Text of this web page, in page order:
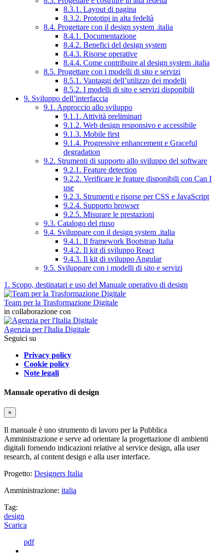
8.3.1. Layout di pagina
8.3.2. Prototipi in alta fedeltà
8.4. Progettare con il design system .italia
8.4.1. Documentazione
8.4.2. Benefici del design system
8.4.3. Risorse operative
8.4.4. Come contribuire al design system .italia
8.5. Progettare con i modelli di sito e servizi
8.5.1. Vantaggi dell’utilizzo dei modelli
8.5.2. I modelli di sito e servizi disponibili
9. Sviluppo dell’interfaccia
9.1. Approccio allo sviluppo
9.1.1. Attività preliminari
9.1.2. Web design responsivo e accessibile
9.1.3. Mobile first
9.1.4. Progressive enhancement e Graceful
degradation
9.2. Strumenti di supporto allo sviluppo del software
9.2.1. Feature detection
9.2.2. Verificare le feature disponibili con Can I
use
9.2.3. Strumenti e risorse per CSS e JavaScript
9.2.4. Supporto browser
9.2.5. Misurare le prestazioni
9.3. Catalogo del riuso
9.4. Sviluppare con il design system .italia
9.4.1. Il framework Bootstrap Italia
9.4.2. Il kit di sviluppo React
9.4.3. Il kit di sviluppo Angular
9.5. Sviluppare con i modelli di sito e servizi
1. Scopo, destinatari e uso del Manuale operativo di design
Team per la Trasformazione Digitale
in collaborazione con
Agenzia per l'Italia Digitale
Seguici su
Privacy policy
Cookie policy
Note legali
Manuale operativo di design
×
Il manuale è uno strumento di lavoro per la Pubblica
Amministrazione e serve ad orientare la progettazione di ambienti
digitali fornendo indicazioni relative al service design, alla user
research, al content design e alla user interface.
Progetto: Designers Italia
Amministrazione: italia
Tag:
design
Scarica
pdf